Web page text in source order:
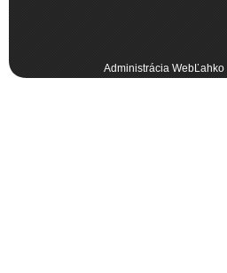
Administrácia WebĽahko|